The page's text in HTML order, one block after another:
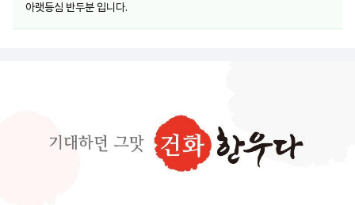
아랫등심 반두분 입니다.